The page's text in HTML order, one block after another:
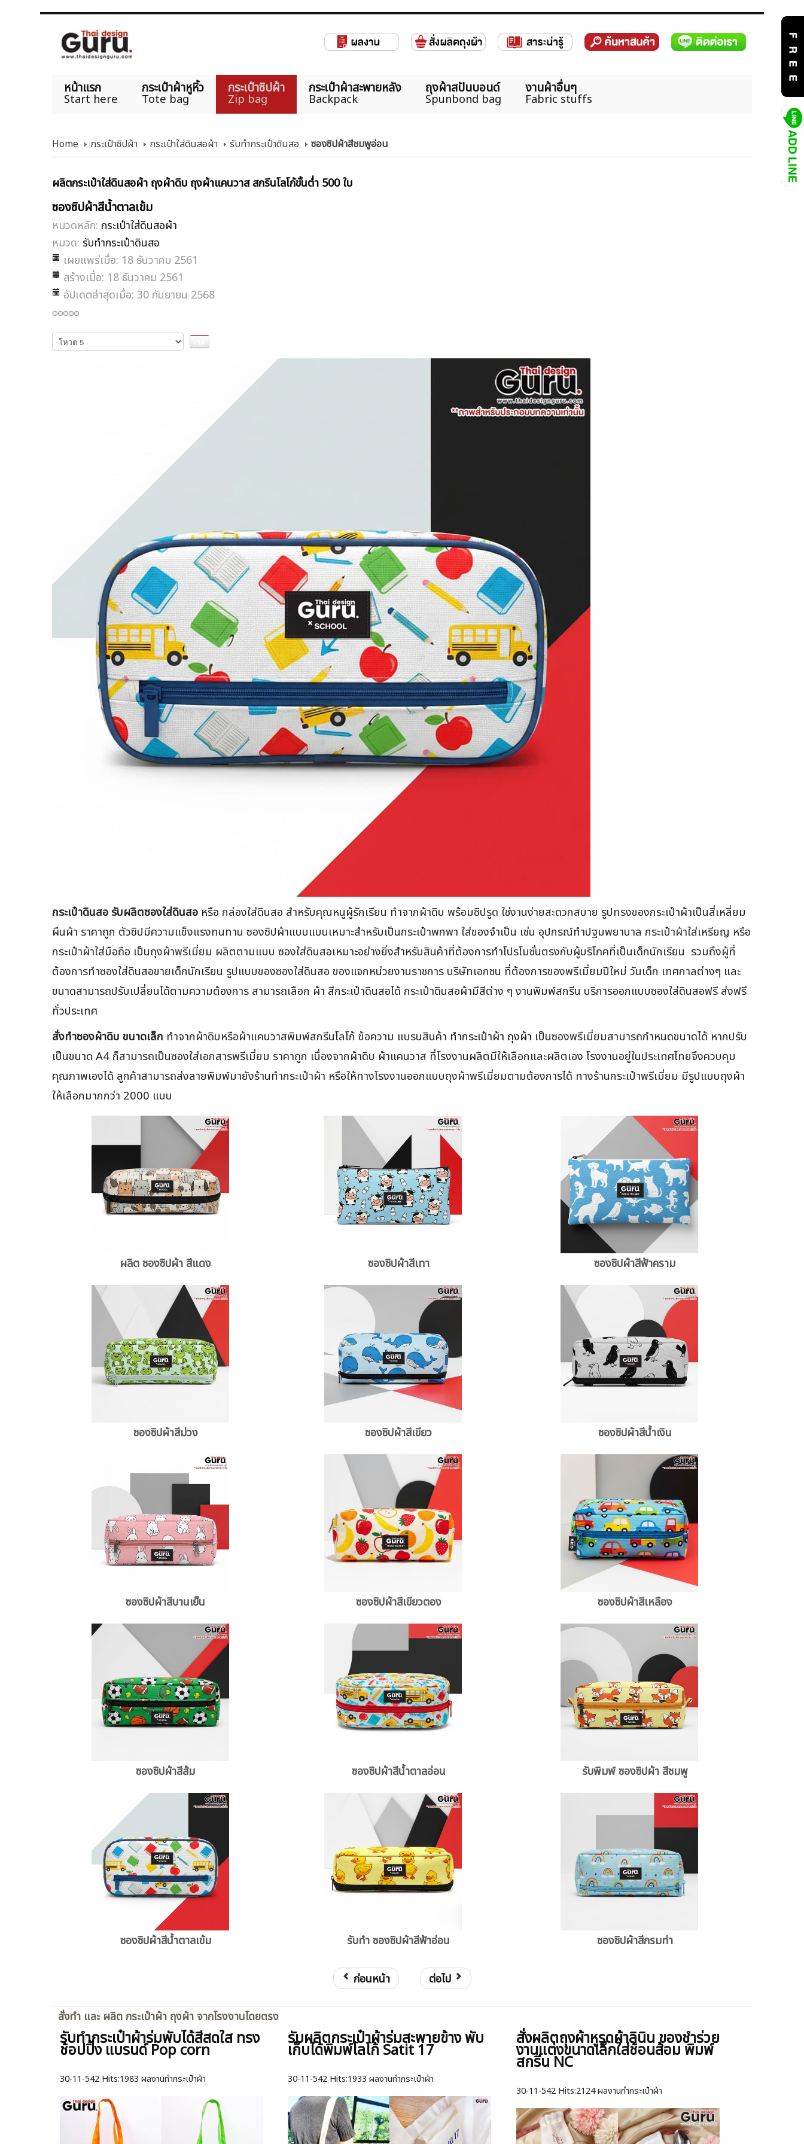
หน้าแรก
Start here
กระเป๋าผ้าหูหิ้ว
Tote bag
กระเป๋าซิปผ้า
Zip bag
กระเป๋าผ้าสะพายหลัง
Backpack
ถุงผ้าสปันบอนด์
Spunbond bag
งานผ้าอื่นๆ
Fabric stuffs
Home กระเป๋าซิปผ้า กระเป๋าใส่ดินสอผ้า รับทำกระเป๋าดินสอ ซองซิปผ้าสีชมพูอ่อน
ผลิตกระเป๋าใส่ดินสอผ้า ถุงผ้าดิบ ถุงผ้าแคนวาส สกรีนโลโก้ขั้นต่ำ 500 ใบ
ซองซิปผ้าสีน้ำตาลเข้ม
หมวดหลัก: กระเป๋าใส่ดินสอผ้า
หมวด: รับทำกระเป๋าดินสอ
เผยแพร่เมื่อ: 18 ธันวาคม 2561
สร้างเมื่อ: 18 ธันวาคม 2561
อัปเดตล่าสุดเมื่อ: 30 กันยายน 2568
กรุณา
ให้
กระเป๋าดินสอ รับผลิตซองใส่ดินสอ หรือ กล่องใส่ดินสอ สำหรับคุณหนูผู้รักเรียน ทำจากผ้าดิบ พร้อมซิปรูด ใช่งานง่ายสะดวกสบาย รูปทรงของกระเป๋าผ้าเป็นสี่เหลี่ยม
ผืนผ้า ราคาถูก ตัวซิปมีความแข็งแรงทนทาน ซองซิปผ้าแบบแบนเหมาะสำหรับเป็นกระเป๋าพกพา ใส่ของจำเป็น เช่น อุปกรณ์ทำปฐมพยาบาล กระเป๋าผ้าใส่เหรียญ หรือ
กระเป๋าผ้าใส่มือถือ เป็นถุงผ้าพรีเมี่ยม ผลิตตามแบบ ซองใส่ดินสอเหมาะอย่างยิ่งสำหรับสินค้าที่ต้องการทำโปรโมชั่นตรงกับผู้บริโภคที่เป็นเด็กนักเรียน รวมถึงผู้ที่
ต้องการทำซองใส่ดินสอขายเด็กนักเรียน รูปแบบของซองใส่ดินสอ ของแจกหน่วยงานราชการ บริษัทเอกชน ที่ต้องการของพรีเมี่ยมปีใหม่ วันเด็ก เทศกาลต่างๆ และ
ขนาดสามารถปรับเปลี่ยนได้ตามความต้องการ สามารถเลือก ผ้า สีกระเป๋าดินสอได้ กระเป๋าดินสอผ้ามีสีต่าง ๆ งานพิมพ์สกรีน บริการออกแบบซองใส่ดินสอฟรี ส่งฟรี
ทั่วประเทศ
สั่งทำซองผ้าดิบ ขนาดเล็ก ทำจากผ้าดิบหรือผ้าแคนวาสพิมพ์สกรีนโลโก้ ข้อความ แบรนสินค้า ทำกระเป๋าผ้า ถุงผ้า เป็นซองพรีเมี่ยมสามารถกำหนดขนาดได้ หากปรับ
เป็นขนาด A4 ก็สามารถเป็นซองใส่เอกสารพรีเมี่ยม ราคาถูก เนื่องจากผ้าดิบ ผ้าแคนวาส ที่โรงงานผลิตมีให้เลือกและผลิตเอง โรงงานอยู่ในประเทศไทยจึงควบคุม
คุณภาพเองได้ ลูกค้าสามารถส่งลายพิมพ์มายังร้านทำกระเป๋าผ้า หรือให้ทางโรงงานออกแบบถุงผ้าพรีเมี่ยมตามต้องการได้ ทางร้านกระเป๋าพรีเมี่ยม มีรูปแบบถุงผ้า
ให้เลือกมากกว่า 2000 แบบ
ผลิต ซองซิปผ้า สีแดง ซองซิปผ้าสีเทา ซองซิปผ้าสีฟ้าคราม
ซองซิปผ้าสีม่วง ซองซิปผ้าสีเขียว ซองซิปผ้าสีน้ำเงิน
ซองซิปผ้าสีบานเย็น ซองซิปผ้าสีเขียวตอง ซองซิปผ้าสีเหลือง
ซองซิปผ้าสีส้ม ซองซิปผ้าสีน้ำตาลอ่อน รับพิมพ์ ซองซิปผ้า สีชมพู
ซองซิปผ้าสีน้ำตาลเข้ม รับทำ ซองซิปผ้าสีฟ้าอ่อน ซองซิปผ้าสีกรมท่า
ก่อนหน้า ต่อไป
สั่งทำ และ ผลิต กระเป๋าผ้า ถุงผ้า จากโรงงานโดยตรง
รับทำกระเป๋าผ้าร่มพับได้สีสดใส ทรง
ช้อปปิ้ง แบรนด์ Pop corn
30-11-542 Hits:1983 ผลงานทำกระเป๋าผ้า
รับผลิตกระเป๋าผ้าร่มสะพายข้าง พับ
เก็บได้พิมพ์โลโก้ Satit 17
30-11-542 Hits:1933 ผลงานทำกระเป๋าผ้า
สั่งผลิตถุงผ้าหูรูดผ้าลินิน ของชำร่วย
งานแต่งขนาดเล็กใส่ช้อนส้อม พิมพ์
สกรีน NC
30-11-542 Hits:2124 ผลงานทำกระเป๋าผ้า